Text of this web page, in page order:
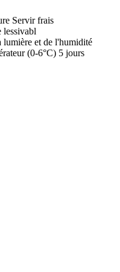
Servir frais
lessivabl
lumière et de l'humidité
(0-6°C) 5 jours